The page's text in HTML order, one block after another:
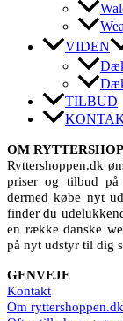
VIDEN
TILBUD
OM
Ryttershoppen.dk
priser og tilbud på
dermed købe nyt
finder du
en række danske
på nyt udstyr til dig
GENVEJE
Kontakt
Om ryttershoppen.dk